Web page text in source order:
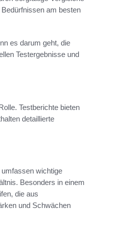
am besten
es darum geht, die
Testergebnisse und
Testberichte bieten
detaillierte
wichtige
Besonders in einem
die aus
und Schwächen